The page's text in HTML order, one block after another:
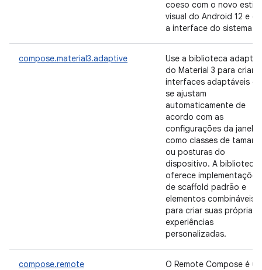
coeso com o novo estilo
visual do Android 12 e
a interface do sistema.
compose.material3.adaptive
Use a biblioteca
do Material 3 para criar
interfaces adaptáveis
se ajustam
automaticamente de
acordo com as
configurações da janela,
como classes de
ou posturas do
dispositivo. A biblioteca
oferece implementações
de scaffold padrão e
elementos combináveis
para criar suas próprias
experiências
personalizadas.
compose.remote
O Remote Compose é